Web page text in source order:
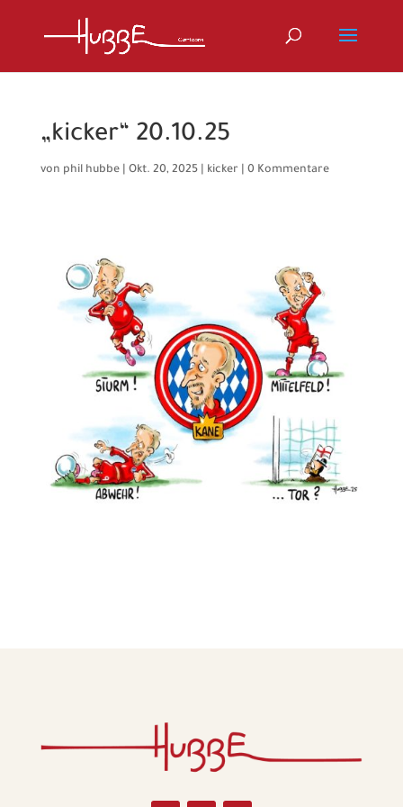
„kicker“ 20.10.25
von phil hubbe| Okt. 20, 2025| kicker| 0 Kommentare